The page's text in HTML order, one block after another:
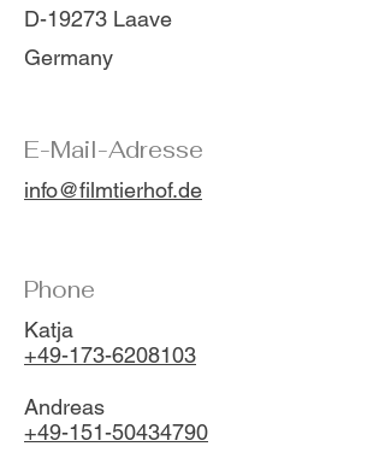
D-19273 Laave
Germany
​E-Mail-Adresse
info@filmtierhof.de
Phone
Katja
+49-173-6208103
Andreas
+49-151-50434790